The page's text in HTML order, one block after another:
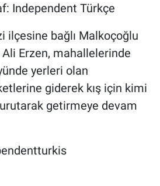
Independent Türkçe
ilçesine bağlı Malkoçoğlu
Erzen, mahallelerinde
yerleri olan
giderek kış için kimi
getirmeye devam